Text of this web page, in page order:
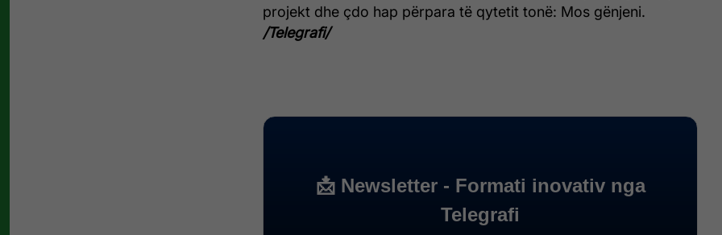
projekt dhe çdo hap përpara të qytetit tonë: Mos gënjeni.
/Telegrafi/